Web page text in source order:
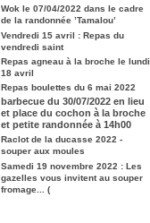
Wok le 07/04/2022 dans le cadre
de la randonnée ’Tamalou’
Vendredi 15 avril : Repas du
vendredi saint
Repas agneau à la broche le lundi
18 avril
Repas boulettes du 6 mai 2022
barbecue du 30/07/2022 en lieu
et place du cochon à la broche
et petite randonnée à 14h00
Raclot de la ducasse 2022 -
souper aux moules
Samedi 19 novembre 2022 : Les
gazelles vous invitent au souper
fromage... (